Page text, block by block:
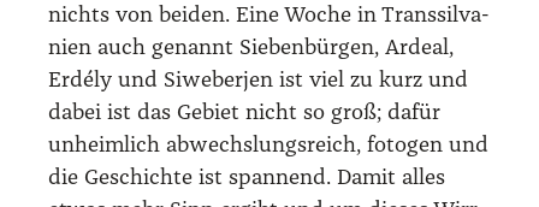
nichts von bei­den. Eine Woche in Trans­sil­va­
ni­en auch genannt Sie­ben­bür­gen, Ardeal,
Erdé­ly und Siwe­ber­jen ist viel zu kurz und
dabei ist das Gebiet nicht so groß; dafür
unheim­lich abwechs­lungs­reich, foto­gen und
die Geschich­te ist span­nend. Damit alles